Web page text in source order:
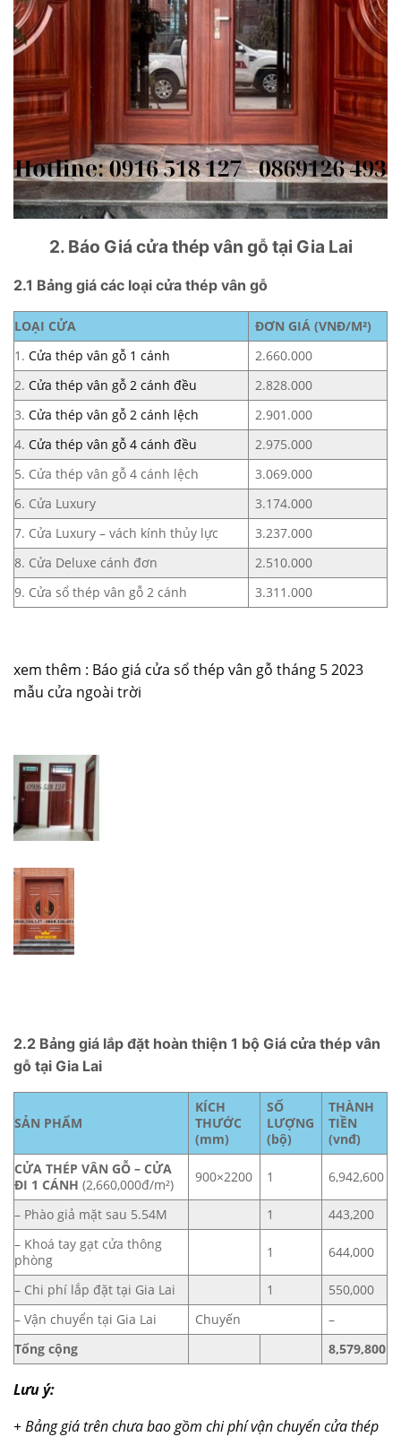
2. Báo Giá cửa thép vân gỗ tại Gia Lai
2.1 Bảng giá các loại cửa thép vân gỗ
LOẠI CỬA
ĐƠN GIÁ (VNĐ/M²)
1. Cửa thép vân gỗ 1 cánh
2.660.000
2. Cửa thép vân gỗ 2 cánh đều
2.828.000
3. Cửa thép vân gỗ 2 cánh lệch
2.901.000
4. Cửa thép vân gỗ 4 cánh đều
2.975.000
5. Cửa thép vân gỗ 4 cánh lệch
3.069.000
6. Cửa Luxury
3.174.000
7. Cửa Luxury – vách kính thủy lực
3.237.000
8. Cửa Deluxe cánh đơn
2.510.000
9. Cửa sổ thép vân gỗ 2 cánh
3.311.000
xem thêm : Báo giá cửa sổ thép vân gỗ tháng 5 2023
mẫu cửa ngoài trời
2.2 Bảng giá lắp đặt hoàn thiện 1 bộ Giá cửa thép vân
gỗ tại Gia Lai
SẢN PHẨM
KÍCH
THƯỚC
(mm)
SỐ
LƯỢNG
(bộ)
THÀNH
TIỀN
(vnđ)
CỬA THÉP VÂN GỖ – CỬA
ĐI 1 CÁNH (2,660,000đ/m²) 900×2200 1 6,942,600
– Phào giả mặt sau 5.54M 1
443,200
– Khoá tay gạt cửa thông
phòng
1 644,000
– Chi phí lắp đặt tại Gia Lai 1
550,000
– Vận chuyển tại Gia Lai
Chuyến
–
Tổng cộng
8,579,800
Lưu ý:
+ Bảng giá trên chưa bao gồm chi phí vận chuyểncửa thép